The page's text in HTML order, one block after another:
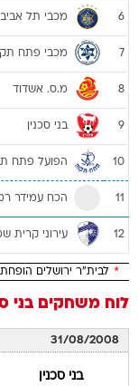
6 מכבי תל אביב
7 מכבי פתח
8 מ.ס. אשדוד
9 בני סכנין
10 הפועל פתח
11 הכח עמידר
12 עירוני קרית
* לבית"ר ירושלים
לוח משחקים בני
31/08/2008
בני סכנין